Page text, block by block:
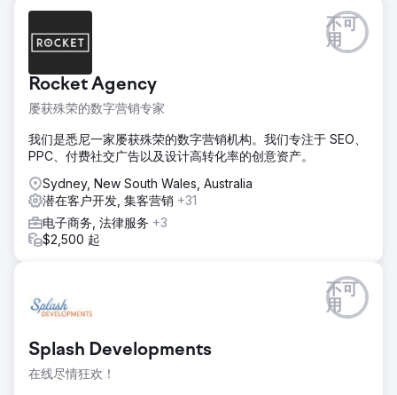
3.88 倍。我们的策略证明了有效的营销是实现增长的完美良
方。
前往营销公司页面
Rocket Agency
屡获殊荣的数字营销专家
不可
用
我们是悉尼一家屡获殊荣的数字营销机构。我们专注于 SEO、
PPC、付费社交广告以及设计高转化率的创意资产。
Sydney, New South Wales, Australia
潜在客户开发, 集客营销 +31
电子商务, 法律服务 +3
$2,500 起
Splash Developments
在线尽情狂欢！
不可
用